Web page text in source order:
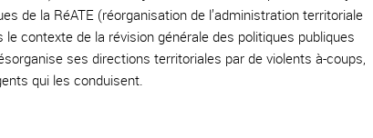
de la RéATE (réorganisation de l’administration territoriale
contexte de la révision générale des politiques publiques
ses directions territoriales par de violents à-coups,
qui les conduisent.